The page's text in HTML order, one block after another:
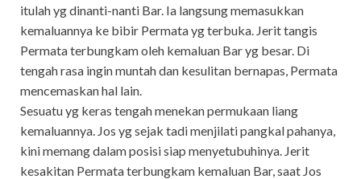
itulah yg dinanti-nanti Bar. Ia langsung memasukkan
kemaluannya ke bibir Permata yg terbuka. Jerit tangis
Permata terbungkam oleh kemaluan Bar yg besar. Di
tengah rasa ingin muntah dan kesulitan bernapas, Permata
mencemaskan hal lain.
Sesuatu yg keras tengah menekan permukaan liang
kemaluannya. Jos yg sejak tadi menjilati pangkal pahanya,
kini memang dalam posisi siap menyetubuhinya. Jerit
kesakitan Permata terbungkam kemaluan Bar, saat Jos